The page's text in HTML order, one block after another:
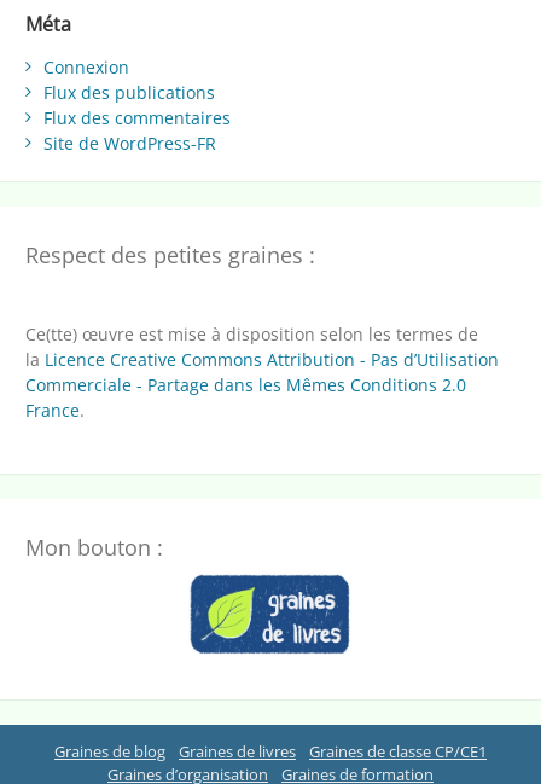
Méta
Connexion
Flux des publications
Flux des commentaires
Site de WordPress-FR
Respect des petites graines :
Ce(tte) œuvre est mise à disposition selon les termes de
la Licence Creative Commons Attribution - Pas d’Utilisation
Commerciale - Partage dans les Mêmes Conditions 2.0
France.
Mon bouton :
Graines de blog Graines de livres
Graines de classe CP/CE1
Graines d’organisation
Graines de formation